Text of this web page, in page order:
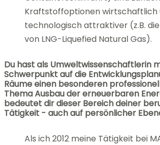
Kraftstoffoptionen wirtschaftlich
technologisch attraktiver (z.B.
von LNG-Liquefied Natural Gas).
Du hast als Umweltwissenschaftlerin
Schwerpunkt auf die
Räume einen besonderen
Thema Ausbau der erneuerbaren
bedeutet dir dieser Bereich deiner
Tätigkeit - auch auf persönlicher
Als ich 2012 meine Tätigkeit bei